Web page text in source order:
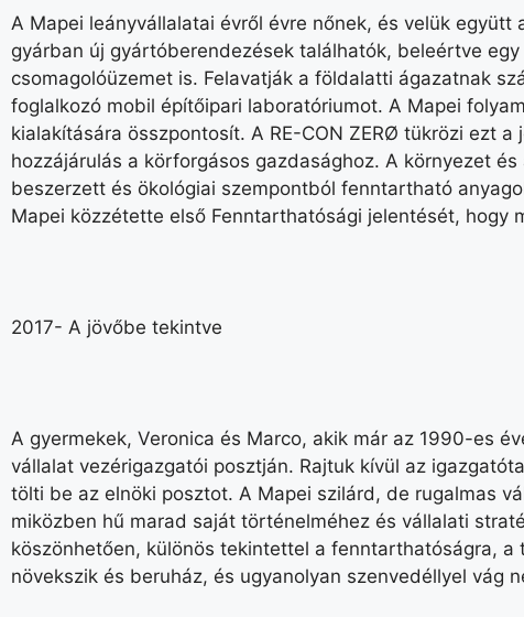
A Mapei leányvállalatai évről évre nőnek, és velük
gyárban új gyártóberendezések találhatók, beleértve
csomagolóüzemet is. Felavatják a földalatti ágazatnak
foglalkozó mobil építőipari laboratóriumot. A Mapei
kialakítására összpontosít. A RE-CON ZERØ tükrözi ezt
hozzájárulás a körforgásos gazdasághoz. A környezet
beszerzett és ökológiai szempontból fenntartható
Mapei közzétette első Fenntarthatósági jelentését, hogy
2017- A jövőbe tekintve
A gyermekek, Veronica és Marco, akik már az 1990-es
vállalat vezérigazgatói posztján. Rajtuk kívül az
tölti be az elnöki posztot. A Mapei szilárd, de rugalmas
miközben hű marad saját történelméhez és vállalati
köszönhetően, különös tekintettel a fenntarthatóságra,
növekszik és beruház, és ugyanolyan szenvedéllyel vág